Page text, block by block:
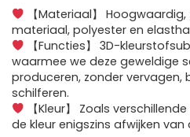
【Materiaal】
materiaal, polyester en
【Functies】 3D-
waarmee we deze geweldige
produceren, zonder
schilferen.
【Kleur】 Zoals
de kleur enigszins afwijken